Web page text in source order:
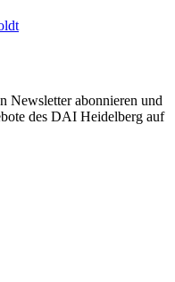
Newsletter abonnieren und
des DAI Heidelberg auf